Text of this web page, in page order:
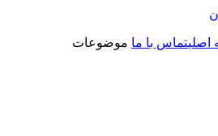
تماس با ما موضوعات